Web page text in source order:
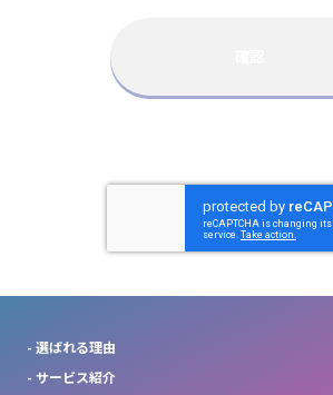
トシステム」として構築し、全
いて
業務を通じて取り扱う個人情報
もに、事業活動を通じて定めた
目的の範囲で適切に個人情報を
を超えた利用や本人の同意なく第
- 選ばれる理由
- サービス紹介